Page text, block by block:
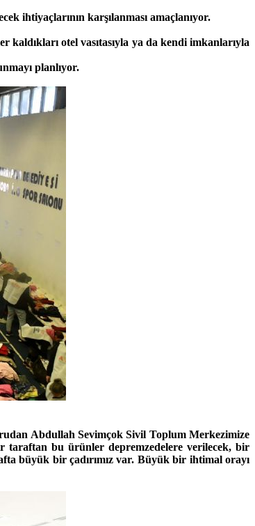
ihtiyaçlarının karşılanması amaçlanıyor.
kaldıkları otel vasıtasıyla ya da kendi imkanlarıyla
planlıyor.
Abdullah Sevimçok Sivil Toplum Merkezimize
taraftan bu ürünler depremzedelere verilecek, bir
büyük bir çadırımız var. Büyük bir ihtimal orayı